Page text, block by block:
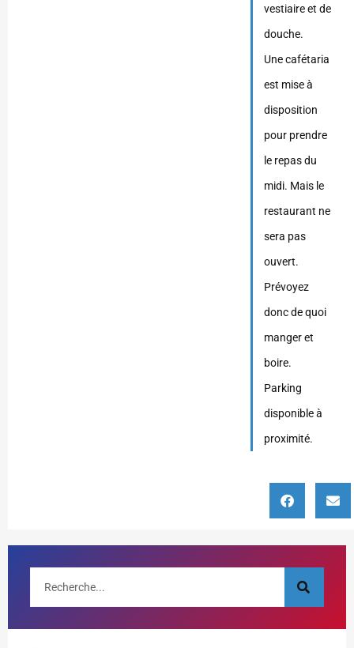
vestiaire et de
douche.
Une cafétaria
est mise à
disposition
pour prendre
le repas du
midi. Mais le
restaurant ne
sera pas
ouvert.
Prévoyez
donc de quoi
manger et
boire.
Parking
disponible à
proximité.